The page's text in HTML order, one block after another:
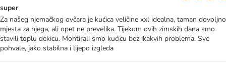
super
Za našeg njemačkog ovčara je kućica veličine xxl idealna, taman dovoljno
mjesta za njega, ali opet ne prevelika. Tijekom ovih zimskih dana smo
stavili toplu dekicu. Montirali smo kućicu bez ikakvih problema. Sve
pohvale, jako stabilna i lijepo izgleda